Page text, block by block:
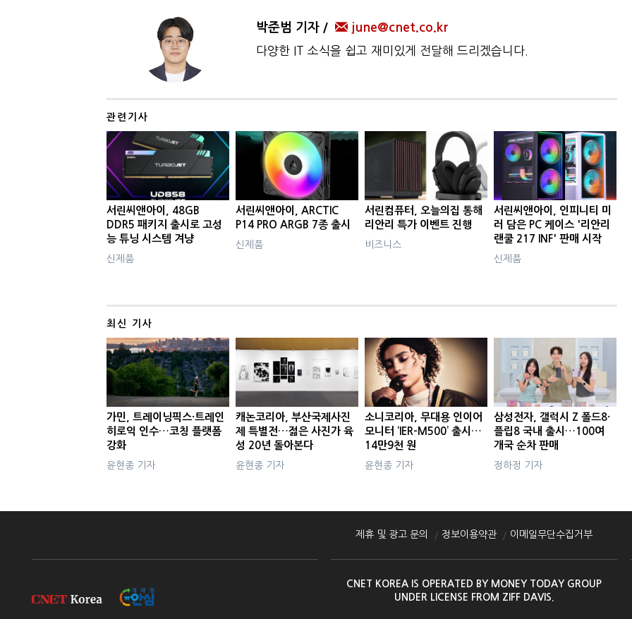
박준범 기자 june@cnet.co.kr
다양한 IT 소식을 쉽고 재미있게 전달해 드리겠습니다.
관련기사
서린씨앤아이, 48GB
DDR5 패키지 출시로 고성
능 튜닝 시스템 겨냥
신제품
서린씨앤아이, ARCTIC
P14 PRO ARGB 7종 출시
신제품
서린컴퓨터, 오늘의집 통해
리안리 특가 이벤트 진행
비즈니스
서린씨앤아이, 인피니티 미
러 담은 PC 케이스 '리안리
랜쿨 217 INF' 판매 시작
신제품
최신 기사
가민, 트레이닝픽스·트레인
히로익 인수…코칭 플랫폼
강화
윤현종 기자
캐논코리아, 부산국제사진
제 특별전…젊은 사진가 육
성 20년 돌아본다
윤현종 기자
소니코리아, 무대용 인이어
모니터 ‘IER-M500’ 출시…
14만9천 원
윤현종 기자
삼성전자, 갤럭시 Z 폴드8·
플립8 국내 출시…100여
개국 순차 판매
정하정 기자
제휴 및 광고 문의 정보이용약관 이메일무단수집거부
CNET KOREA IS OPERATED BY MONEY TODAY GROUP
UNDER LICENSE FROM ZIFF DAVIS.